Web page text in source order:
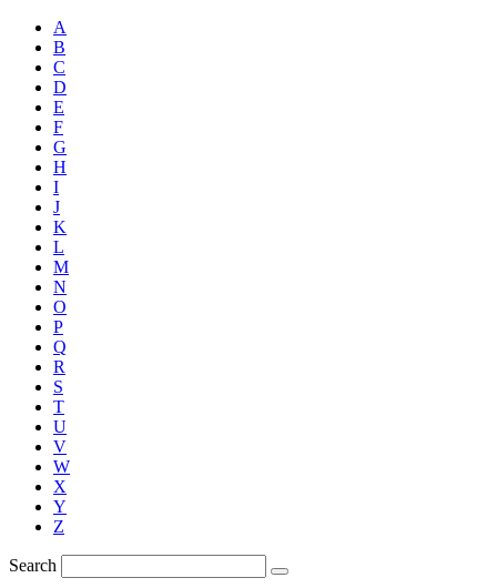
A
B
C
D
E
F
G
H
I
J
K
L
M
N
O
P
Q
R
S
T
U
V
W
X
Y
Z
Search